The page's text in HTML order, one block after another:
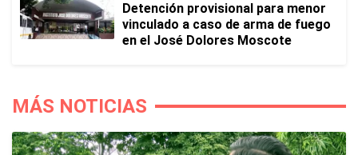
Detención provisional para menor
vinculado a caso de arma de fuego
en el José Dolores Moscote
MÁS NOTICIAS